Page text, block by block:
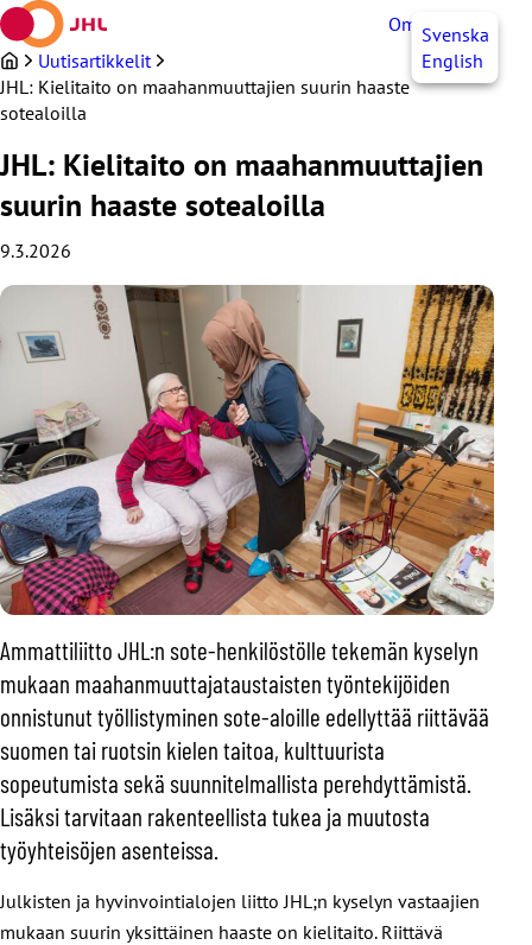
Siirry
sisältöön
OmaJHLSvenska
English
Uutisartikkelit
JHL: Kielitaito on maahanmuuttajien suurin haaste
sotealoilla
JHL: Kielitaito on maahanmuuttajien
suurin haaste sotealoilla
9.3.2026
Ammattiliitto JHL:n sote-henkilöstölle tekemän kyselyn
mukaan maahanmuuttajataustaisten työntekijöiden
onnistunut työllistyminen sote-aloille edellyttää riittävää
suomen tai ruotsin kielen taitoa, kulttuurista
sopeutumista sekä suunnitelmallista perehdyttämistä.
Lisäksi tarvitaan rakenteellista tukea ja muutosta
työyhteisöjen asenteissa.
Julkisten ja hyvinvointialojen liitto JHL;n kyselyn vastaajien
mukaan suurin yksittäinen haaste on kielitaito. Riittävä